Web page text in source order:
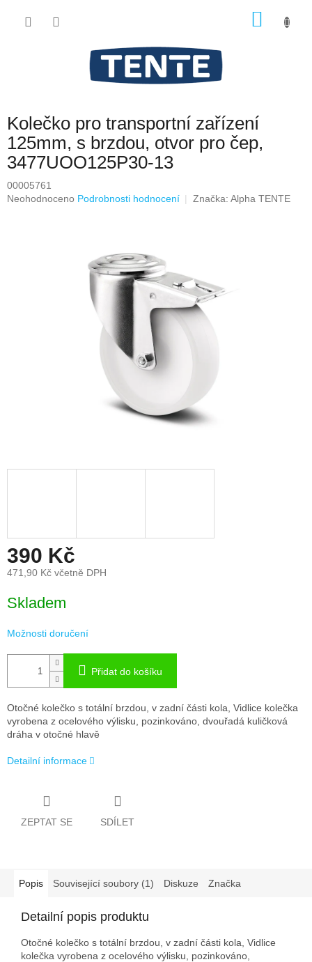
Kolečko pro transportní zařízení
125mm, s brzdou, otvor pro čep,
3477UOO125P30-13
00005761
Průměrné
Neohodnoceno Podrobnosti hodnocení Značka: Alpha TENTE
390 Kč
471,90 Kč včetně DPH
cena:
Skladem
Možnosti doručení
Přidat do košíku
Otočné kolečko s totální brzdou, v zadní části kola, Vidlice kolečka
vyrobena z ocelového výlisku, pozinkováno, dvouřadá kuličková
dráha v otočné hlavě
Detailní informace
ZEPTAT SE SDÍLET
Popis Související soubory (1) Diskuze Značka
Detailní popis produktu
Otočné kolečko s totální brzdou, v zadní části kola, Vidlice
kolečka vyrobena z ocelového výlisku, pozinkováno,